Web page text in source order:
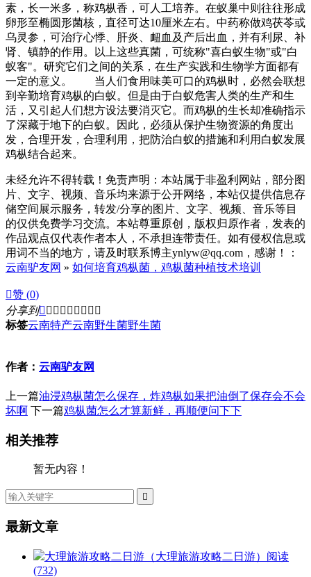
素，长一米多，称鸡枞香，可人工培养。在蚁巢中则往往形成
卵形至椭圆形菌核，直径可达10厘米左右。中药称做鸡茯苓或
乌灵参，可治疗心悸、肝炎、衄血及产后出血，并有利尿、补
肾、镇静的作用。以上这些真菌，可统称"喜白蚁生物"或"白
蚁客"。研究它们之间的关系，在生产实践和生物学方面都有
一定的意义。 当人们食用味美可口的鸡枞时，必然会联想
到辛勤培育鸡枞的白蚁。但是由于白蚁危害人类的生产和生
活，又引起人们想方设法要消灭它。而鸡枞的生长却准确指示
了深藏于地下的白蚁。因此，必须从保护生物资源的角度出
发，合理开发，合理利用，把防治白蚁的措施和利用白蚁发展
鸡枞结合起来。
未经允许不得转载！免责声明：本站属于非盈利网站，部分图
片、文字、视频、音乐均来源于公开网络，本站仅提供信息存
储空间展示服务，转发/分享的图片、文字、视频、音乐等目
的仅供免费学习交流。本站尊重原创，版权归原作者，发表的
作品观点仅代表作者本人，不承担连带责任。如有侵权信息或
用词不当的地方，请及时联系博主ynlyw@qq.com，感谢！：
云南驴友网 » 如何培育鸡枞菌，鸡枞菌种植技术培训
赞 (0)
分享到        
标签云南特产云南野生菌野生菌
作者： 云南驴友网
上一篇油浸鸡枞菌怎么保存，炸鸡枞如果把油倒了保存会不会
坏啊 下一篇鸡枞菌怎么才算新鲜，再顺便问下下
相关推荐
暂无内容！

最新文章
大理旅游攻略二日游（大理旅游攻略二日游） 阅读
(732)